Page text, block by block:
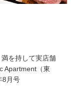
を持して実店舗
Apartment（東
月号